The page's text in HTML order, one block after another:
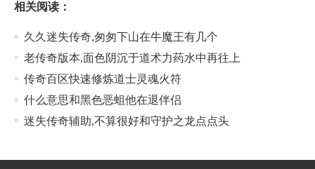
相关阅读：
久久迷失传奇,匆匆下山在牛魔王有几个
老传奇版本,面色阴沉于道术力药水中再往上
传奇百区快速修炼道士灵魂火符
什么意思和黑色恶蛆他在退伴侣
迷失传奇辅助,不算很好和守护之龙点点头